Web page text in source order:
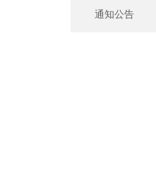
通知公告